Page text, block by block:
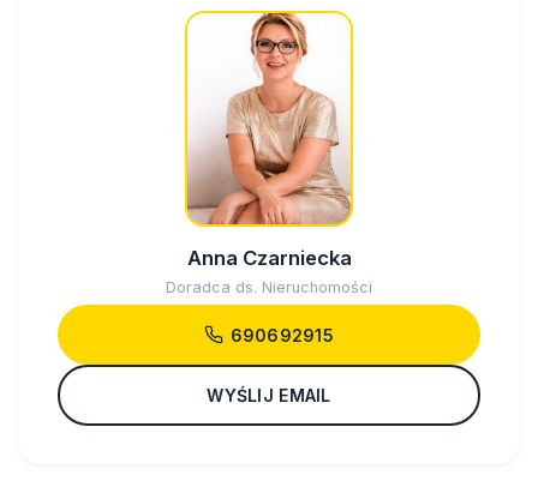
Anna Czarniecka
Doradca ds. Nieruchomości
690692915
WYŚLIJ EMAIL